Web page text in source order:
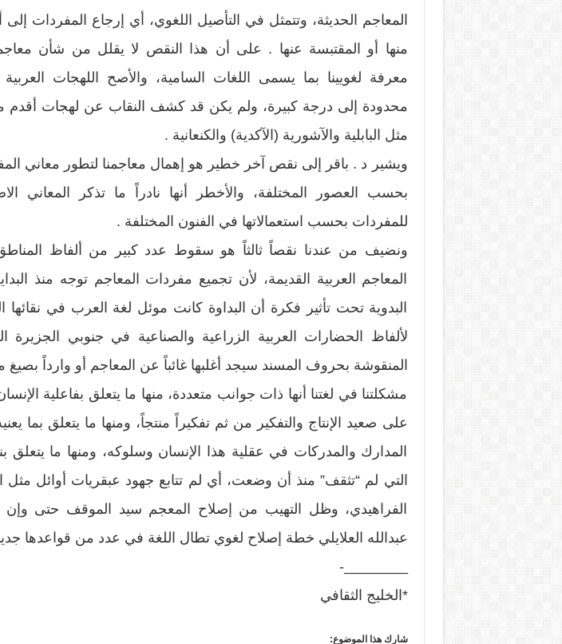
المعاجم الحديثة، وتتمثل في التأصيل اللغوي، أي إرجاع المفردات إلى
منها أو المقتبسة عنها . على أن هذا النقص لا يقلل من شأن
معرفة لغويينا بما يسمى اللغات السامية، والأصح اللهجات العربية
محدودة إلى درجة كبيرة، ولم يكن قد كشف النقاب عن لهجات أقدم
مثل البابلية والآشورية (الآكدية) والكنعانية .
ويشير د . باقر إلى نقص آخر خطير هو إهمال معاجمنا لتطور معاني
بحسب العصور المختلفة، والأخطر أنها نادراً ما تذكر المعاني
للمفردات بحسب استعمالاتها في الفنون المختلفة .
ونضيف من عندنا نقصاً ثالثاً هو سقوط عدد كبير من ألفاظ
المعاجم العربية القديمة، لأن تجميع مفردات المعاجم توجه منذ
البدوية تحت تأثير فكرة أن البداوة كانت موئل لغة العرب في نقائها
لألفاظ الحضارات العربية الزراعية والصناعية في جنوبي الجزيرة
المنقوشة بحروف المسند سيجد أغلبها غائباً عن المعاجم أو وارداً
مشكلتنا في لغتنا أنها ذات جوانب متعددة، منها ما يتعلق بفاعلية
على صعيد الإنتاج والتفكير من ثم تفكيراً منتجاً، ومنها ما يتعلق بما
المدارك والمدركات في عقلية هذا الإنسان وسلوكه، ومنها ما يتعلق
التي لم “تثقف” منذ أن وضعت، أي لم تتابع جهود عبقريات أوائل مثل
الفراهيدي، وظل التهيب من إصلاح المعجم سيد الموقف حتى
عبدالله العلايلي خطة إصلاح لغوي تطال اللغة في عدد من قواعدها
________-
*الخليج الثقافي
شارك هذا الموضوع: